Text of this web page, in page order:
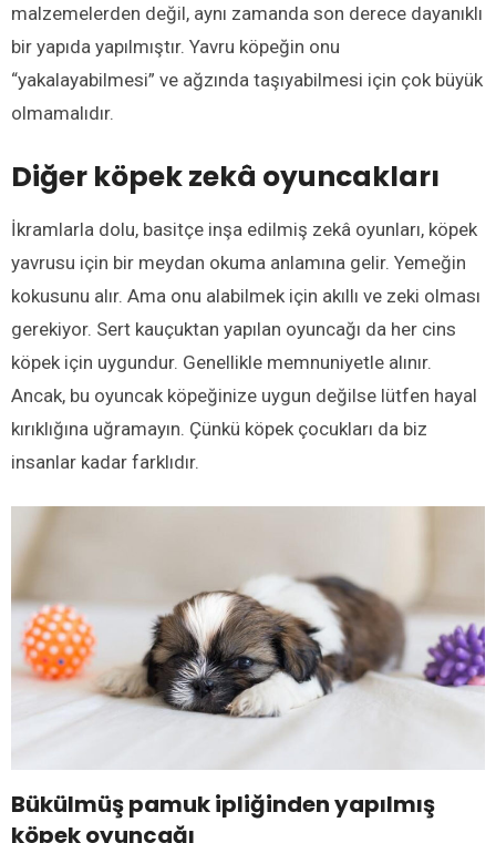
malzemelerden değil, aynı zamanda son derece dayanıklı
bir yapıda yapılmıştır. Yavru köpeğin onu
“yakalayabilmesi” ve ağzında taşıyabilmesi için çok büyük
olmamalıdır.
Diğer köpek zekâ oyuncakları
İkramlarla dolu, basitçe inşa edilmiş zekâ oyunları, köpek
yavrusu için bir meydan okuma anlamına gelir. Yemeğin
kokusunu alır. Ama onu alabilmek için akıllı ve zeki olması
gerekiyor. Sert kauçuktan yapılan oyuncağı da her cins
köpek için uygundur. Genellikle memnuniyetle alınır.
Ancak, bu oyuncak köpeğinize uygun değilse lütfen hayal
kırıklığına uğramayın. Çünkü köpek çocukları da biz
insanlar kadar farklıdır.
Bükülmüş pamuk ipliğinden yapılmış
köpek oyuncağı